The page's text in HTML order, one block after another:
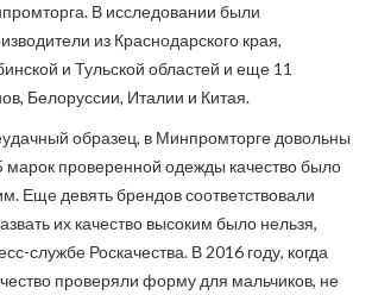
В исследовании были
из Краснодарского края,
и Тульской областей и еще 11
Белоруссии, Италии и Китая.
образец, в Минпромторге довольны
марок проверенной одежды качество было
Еще девять брендов соответствовали
их качество высоким было нельзя,
службе Роскачества. В 2016 году, когда
проверяли форму для мальчиков, не